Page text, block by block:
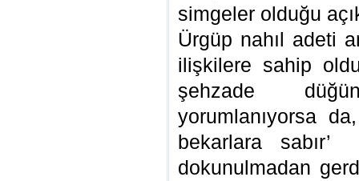
simgeler olduğu
Ürgüp nahıl adeti
ilişkilere sahip
şehzade
yorumlanıyorsa
bekarlara
dokunulmadan